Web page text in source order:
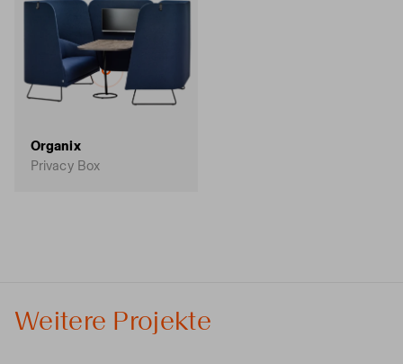
Organix
Privacy Box
Weitere Projekte